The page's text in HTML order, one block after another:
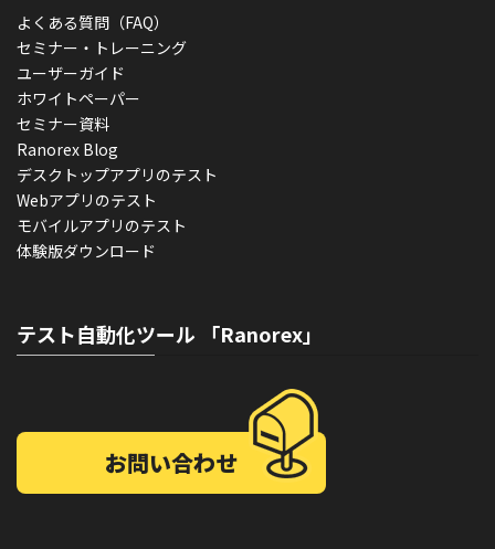
よくある質問（FAQ）
セミナー・トレーニング
ユーザーガイド
ホワイトペーパー
セミナー資料
Ranorex Blog
デスクトップアプリのテスト
Webアプリのテスト
モバイルアプリのテスト
体験版ダウンロード
テスト自動化ツール 「Ranorex」
お問い合わせ